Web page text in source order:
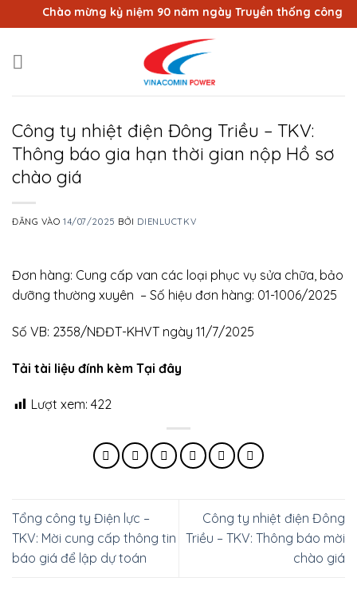
qua
dung
Chào mừng kỷ niệm 90 năm ngày Truyền thống công
Công ty nhiệt điện Đông Triều – TKV:
Thông báo gia hạn thời gian nộp Hồ sơ
chào giá
ĐĂNG VÀO14/07/2025 BỞI DIENLUCTKV
Đơn hàng: Cung cấp van các loại phục vụ sửa chữa, bảo
dưỡng thường xuyên – Số hiệu đơn hàng: 01-1006/2025
Số VB: 2358/NĐĐT-KHVT ngày 11/7/2025
Tải tài liệu đính kèm Tại đây
Lượt xem: 422
Tổng công ty Điện lực –
TKV: Mời cung cấp thông tin
báo giá để lập dự toán
Công ty nhiệt điện Đông
Triều – TKV: Thông báo mời
chào giá